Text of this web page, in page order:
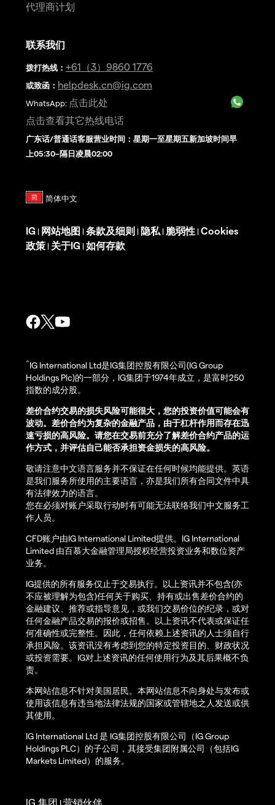
代理商计划
联系我们
拨打热线 ： +61（3）9860 1776
或致函： helpdesk.cn@ig.com
WhatsApp: 点击此处
点击查看其它热线电话
广东话/普通话客服营业时间：星期一至星期五新加坡时间早
上05:30–隔日凌晨02:00
IG | 网站地图 | 条款及细则 | 隐私 | 脆弱性 | Cookies
政策 | 关于IG | 如何存款
^IG International Ltd是IG集团控股有限公司(IG Group
Holdings Plc)的一部分，IG集团于1974年成立，是富时250
指数的成分股。
差价合约交易的损失风险可能很大，您的投资价值可能会有
波动。差价合约为复杂的金融产品，由于杠杆作用而存在迅
速亏损的高风险。请您在交易前充分了解差价合约产品的运
作方式，并评估自己能否承担资金损失的高风险。
敬请注意中文语言服务并不保证在任何时候均能提供。英语
是我们服务所使用的主要语言，亦是我们所有合同文件中具
有法律效力的语言。
您在必须对账户采取行动时有可能无法联络我们中文服务工
作人员。
CFD账户由IG International Limited提供。IG International
Limited 由百慕大金融管理局授权经营投资业务和数位资产
业务。
IG提供的所有服务仅止于交易执行。以上资讯并不包含(亦
不应被理解为包含)任何关于购买、持有或出售差价合约的
金融建议、推荐或指导意见，或我们交易价位的纪录，或对
任何金融产品交易的报价或招售。以上资讯不代表或保证任
何准确性或完整性。因此，任何依赖上述资讯的人士须自行
承担风险。该资讯没有考虑到您的特定投资目的、财政状况
或投资需要。IG对上述资讯的任何使用行为及其后果概不负
责。
本网站信息不针对美国居民。本网站信息不向身处与发布或
使用该信息有违当地法律法规的国家或管辖地之人发送或供
其使用。
IG International Ltd 是 IG集团控股有限公司（IG Group
Holdings PLC）的子公司，其接受集团附属公司（包括IG
Markets Limited）的服务。
IG 集团 营销伙伴